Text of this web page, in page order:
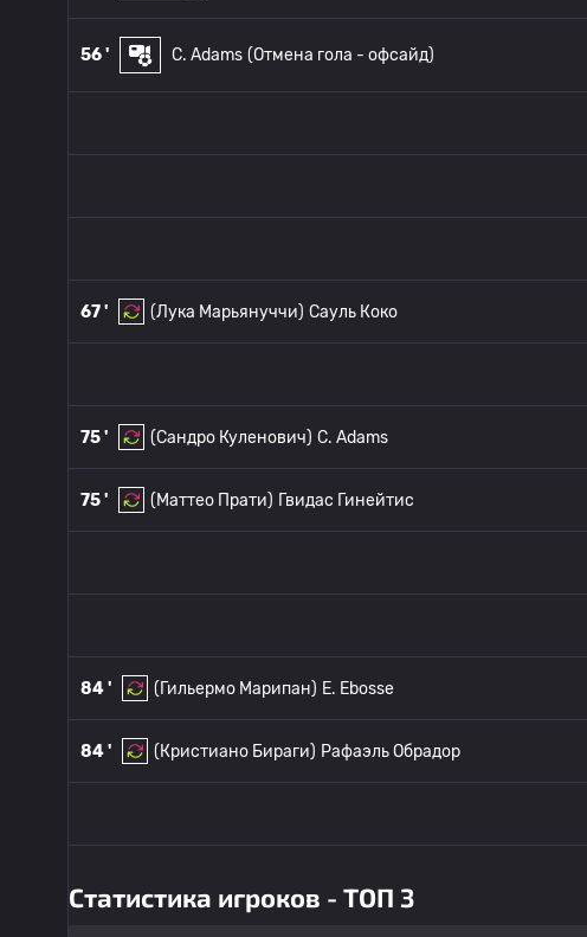
56 ' C. Adams (Отмена гола - офсайд)
67 ' (Лука Марьянуччи) Сауль Коко
75 ' (Сандро Куленович) C. Adams
75 ' (Маттео Прати) Гвидас Гинейтис
84 ' (Гильермо Марипан) E. Ebosse
84 ' (Кристиано Бираги) Рафаэль Обрадор
Статистика игроков - ТОП 3